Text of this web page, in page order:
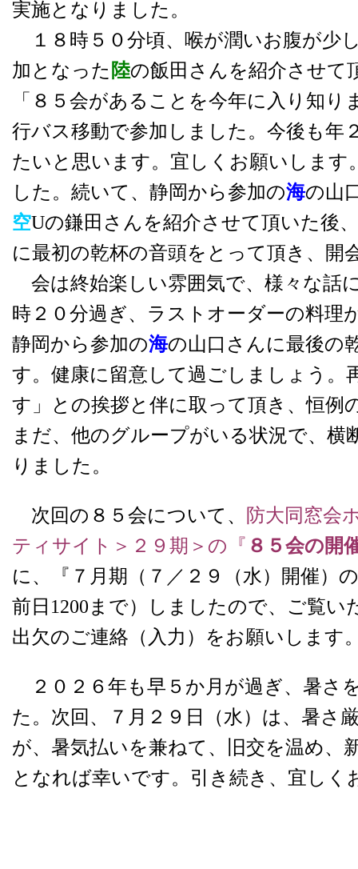
実施となりました。
１８時５０分頃、喉が潤いお腹が少
加となった 陸の飯田さんを紹介させて
「８５会があることを今年に入り知り
行バス移動で参加しました。今後も年
たいと思います。宜しくお願いします
した。続いて、静岡から参加の海の山
空Uの鎌田さんを紹介させて頂いた後
に最初の乾杯の音頭をとって頂き、開
会は終始楽しい雰囲気で、様々な話
時２０分過ぎ、ラストオーダーの料理
静岡から参加の海の山口さんに最後の
す。健康に留意して過ごしましょう。
す」との挨拶と伴に取って頂き、恒例
まだ、他のグループがいる状況で、横
りました。
次回の８５会について、
防大同窓会
ティサイト＞２９期＞の『 ８５会の開
に、『７月期（７／２９（水）開催）
前日1200まで）しましたので、ご覧い
出欠のご連絡（入力）をお願いします
２０２６年も早５か月が過ぎ、暑さ
た。次回、７月２９日（水）は、暑さ
が、暑気払いを兼ねて、旧交を温め、
となれば幸いです。引き続き、宜しく